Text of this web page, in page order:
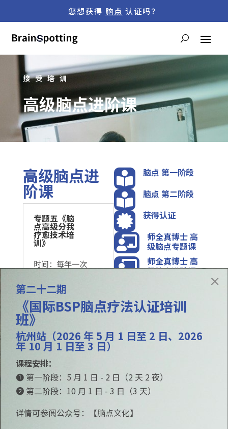
您想获得 脑点 认证吗？
接受培训
高级脑点进阶课
高级脑点进
阶课
专题五《脑
点高级分我
疗愈技术培
训》
时间：每年一次
这是一次国际培训，
全程中文授课，参与
者来自世界各地。
专题六《依
恋关系创伤
脑点疗愈工
作坊》
 脑点 第一阶段
 脑点 第二阶段
 获得认证
 师全真博士 高
级脑点专题课
 师全真博士 高
级脑点进阶课
(CIT) 专业培训
成为顾问
師课
 大卫·格兰德
第三阶段

第二十二期
《国际BSP脑点疗法认证培训
班》
杭州站（2026 年 5 月 1 日至 2 日、2026
年 10 月 1 日至 3 日）
课程安排：
❶ 第一阶段：5 月 1 日 - 2 日（2 天 2 夜）
❷ 第二阶段：10 月 1 日 - 3 日（3 天）
详情可参阅公众号：【脑点文化】